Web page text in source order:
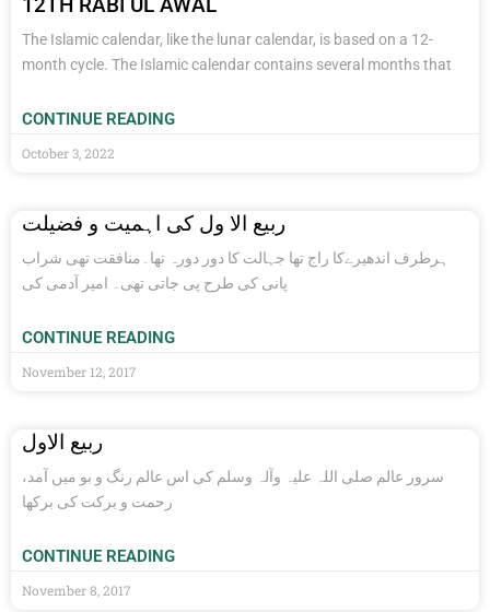
The Islamic calendar, like the lunar calendar, is based on a 12-
month cycle. The Islamic calendar contains several months that
CONTINUE READING
October 3, 2022
ربیع الا ول کی اہمیت و فضیلت
ہرطرف اندھیرےکا راج تھا جہالت کا دور دورہ تھا۔منافقت تھی شراب
پانی کی طرح پی جاتی تھی۔ امیر آدمی کی
CONTINUE READING
November 12, 2017
ربیع الاول
سرور عالم صلی اللہ علیہ وآلہ وسلم کی اس عالم رنگ و بو میں آمد،
رحمت و برکت کی برکھا
CONTINUE READING
November 8, 2017